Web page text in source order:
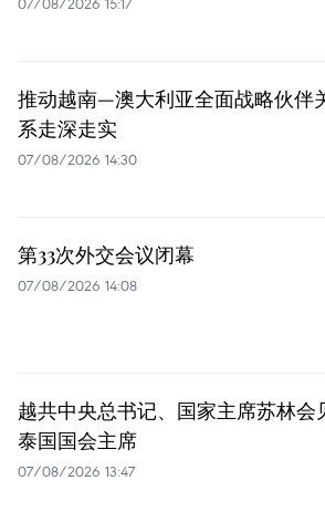
推动越南—澳大利亚全面战略伙伴
系走深走实
07/08/2026 14:30
第33次外交会议闭幕
07/08/2026 14:08
越共中央总书记、国家主席苏林会
泰国国会主席
07/08/2026 13:47